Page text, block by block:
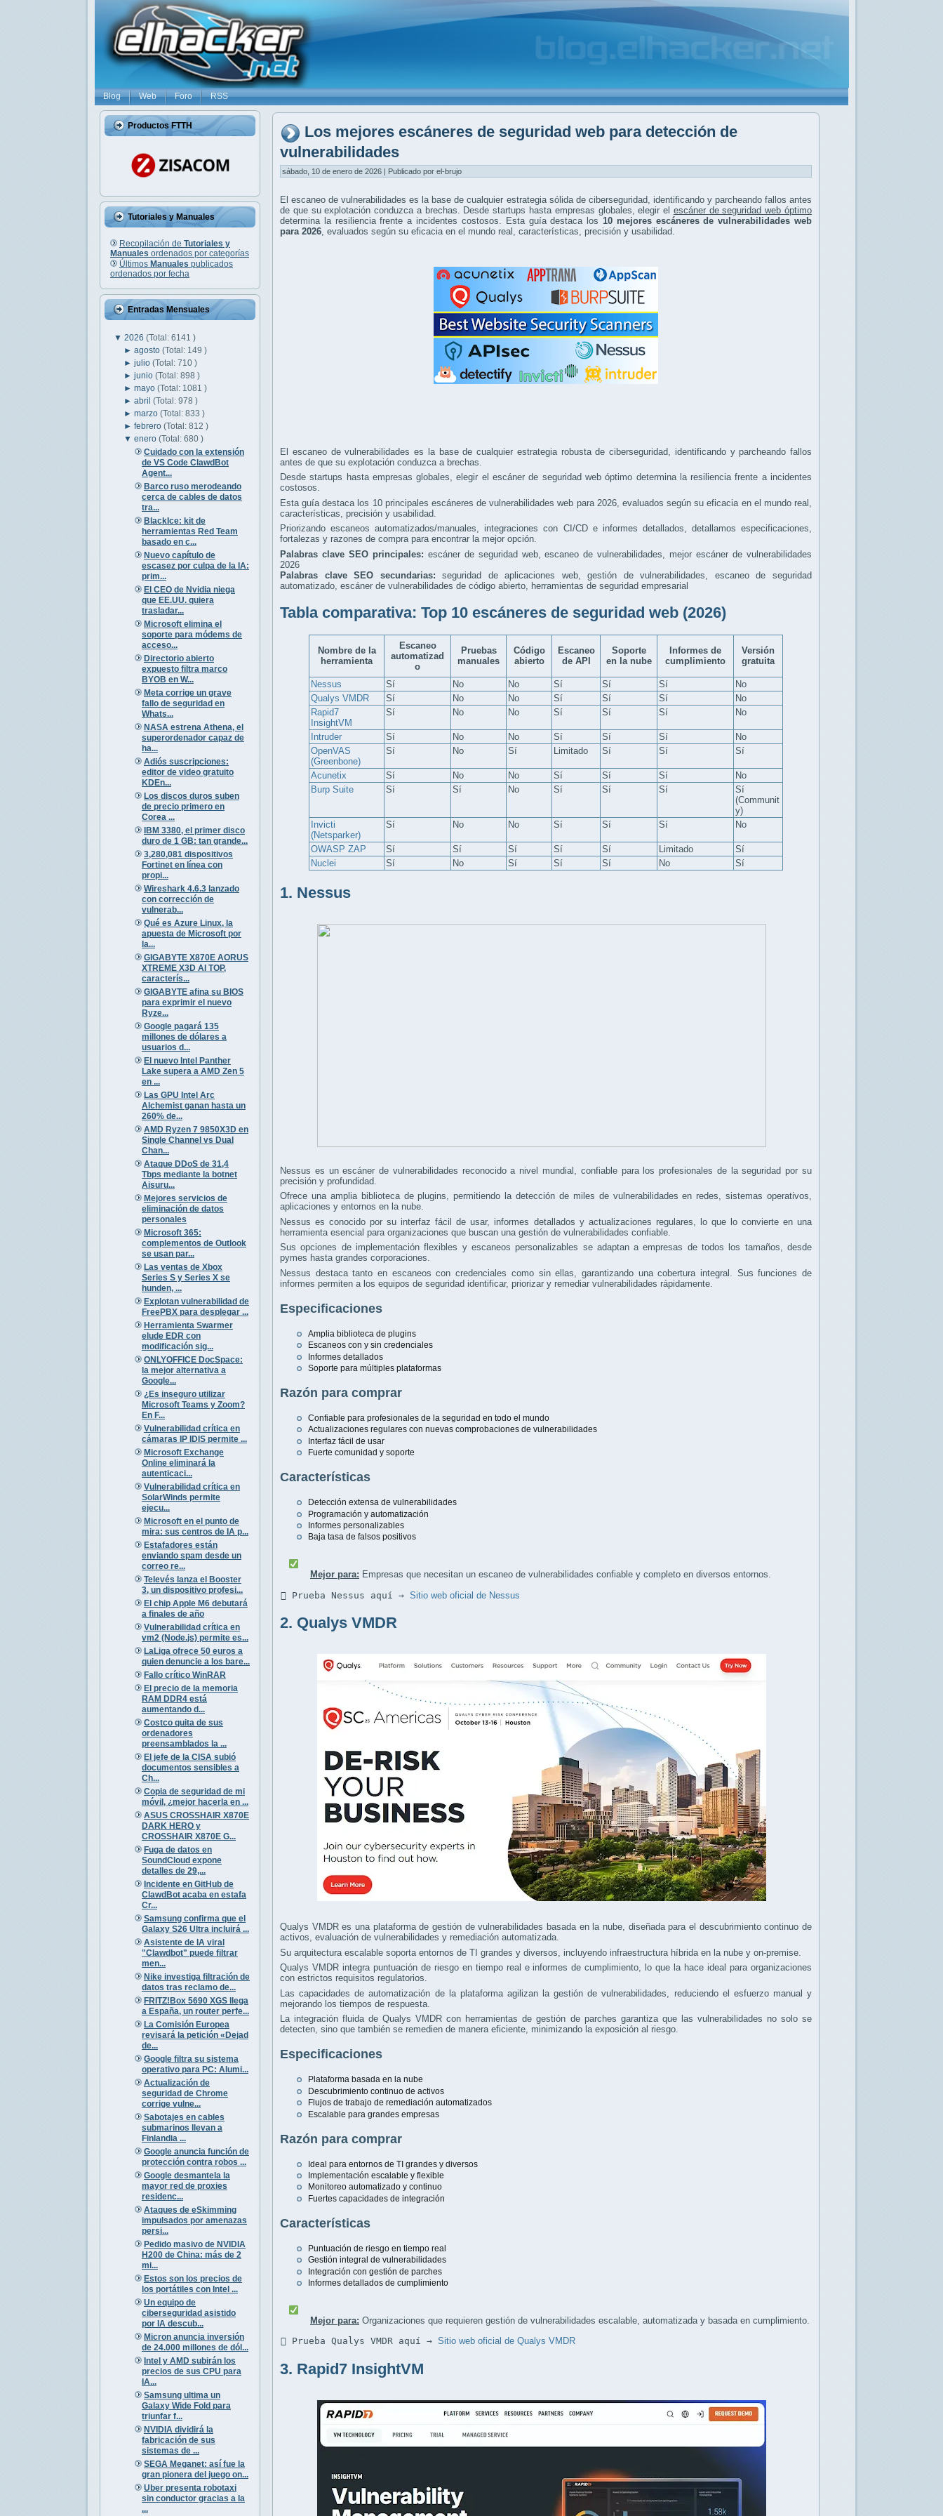
Blog Web Foro RSS
Productos FTTH
Tutoriales y Manuales
Recopilación de Tutoriales y
Manuales ordenados por categorías
Últimos Manuales publicados
ordenados por fecha
Entradas Mensuales
▼ 2026 (Total: 6141 )
►agosto(Total: 149 )
►julio(Total: 710 )
►junio(Total: 898 )
►mayo(Total: 1081 )
►abril(Total: 978 )
►marzo(Total: 833 )
►febrero(Total: 812 )
▼enero(Total: 680 )
Cuidado con la extensión
de VS Code ClawdBot
Agent...
Barco ruso merodeando
cerca de cables de datos
tra...
BlackIce: kit de
herramientas Red Team
basado en c...
Nuevo capítulo de
escasez por culpa de la IA:
prim...
El CEO de Nvidia niega
que EE.UU. quiera
trasladar...
Microsoft elimina el
soporte para módems de
acceso...
Directorio abierto
expuesto filtra marco
BYOB en W...
Meta corrige un grave
fallo de seguridad en
Whats...
NASA estrena Athena, el
superordenador capaz de
ha...
Adiós suscripciones:
editor de video gratuito
KDEn...
Los discos duros suben
de precio primero en
Corea ...
IBM 3380, el primer disco
duro de 1 GB: tan grande...
3,280,081 dispositivos
Fortinet en línea con
propi...
Wireshark 4.6.3 lanzado
con corrección de
vulnerab...
Qué es Azure Linux, la
apuesta de Microsoft por
la...
GIGABYTE X870E AORUS
XTREME X3D AI TOP,
caracterís...
GIGABYTE afina su BIOS
para exprimir el nuevo
Ryze...
Google pagará 135
millones de dólares a
usuarios d...
El nuevo Intel Panther
Lake supera a AMD Zen 5
en ...
Las GPU Intel Arc
Alchemist ganan hasta un
260% de...
AMD Ryzen 7 9850X3D en
Single Channel vs Dual
Chan...
Ataque DDoS de 31,4
Tbps mediante la botnet
Aisuru...
Mejores servicios de
eliminación de datos
personales
Microsoft 365:
complementos de Outlook
se usan par...
Las ventas de Xbox
Series S y Series X se
hunden, ...
Explotan vulnerabilidad de
FreePBX para desplegar ...
Herramienta Swarmer
elude EDR con
modificación sig...
ONLYOFFICE DocSpace:
la mejor alternativa a
Google...
¿Es inseguro utilizar
Microsoft Teams y Zoom?
En F...
Vulnerabilidad crítica en
cámaras IP IDIS permite ...
Microsoft Exchange
Online eliminará la
autenticaci...
Vulnerabilidad crítica en
SolarWinds permite
ejecu...
Microsoft en el punto de
mira: sus centros de IA p...
Estafadores están
enviando spam desde un
correo re...
Televés lanza el Booster
3, un dispositivo profesi...
El chip Apple M6 debutará
a finales de año
Vulnerabilidad crítica en
vm2 (Node.js) permite es...
LaLiga ofrece 50 euros a
quien denuncie a los bare...
Fallo crítico WinRAR
El precio de la memoria
RAM DDR4 está
aumentando d...
Costco quita de sus
ordenadores
preensamblados la ...
El jefe de la CISA subió
documentos sensibles a
Ch...
Copia de seguridad de mi
móvil, ¿mejor hacerla en ...
ASUS CROSSHAIR X870E
DARK HERO y
CROSSHAIR X870E G...
Fuga de datos en
SoundCloud expone
detalles de 29,...
Incidente en GitHub de
ClawdBot acaba en estafa
Cr...
Samsung confirma que el
Galaxy S26 Ultra incluirá ...
Asistente de IA viral
"Clawdbot" puede filtrar
men...
Nike investiga filtración de
datos tras reclamo de...
FRITZ!Box 5690 XGS llega
a España, un router perfe...
La Comisión Europea
revisará la petición «Dejad
de...
Google filtra su sistema
operativo para PC: Alumi...
Actualización de
seguridad de Chrome
corrige vulne...
Sabotajes en cables
submarinos llevan a
Finlandia ...
Google anuncia función de
protección contra robos ...
Google desmantela la
mayor red de proxies
residenc...
Ataques de eSkimming
impulsados por amenazas
persi...
Pedido masivo de NVIDIA
H200 de China: más de 2
mi...
Estos son los precios de
los portátiles con Intel ...
Un equipo de
ciberseguridad asistido
por IA descub...
Micron anuncia inversión
de 24.000 millones de dól...
Intel y AMD subirán los
precios de sus CPU para
IA...
Samsung ultima un
Galaxy Wide Fold para
triunfar f...
NVIDIA dividirá la
fabricación de sus
sistemas de ...
SEGA Meganet: así fue la
gran pionera del juego on...
Uber presenta robotaxi
sin conductor gracias a la
...
Los mejores escáneres de seguridad web para detección de
vulnerabilidades
sábado, 10 de enero de 2026 | Publicado por el-brujo
El escaneo de vulnerabilidades es la base de cualquier estrategia sólida de ciberseguridad, identificando y parcheando fallos antes
de que su explotación conduzca a brechas. Desde startups hasta empresas globales, elegir el escáner de seguridad web óptimo
determina la resiliencia frente a incidentes costosos. Esta guía destaca los 10 mejores escáneres de vulnerabilidades web
para 2026 , evaluados según su eficacia en el mundo real, características, precisión y usabilidad.
El escaneo de vulnerabilidades es la base de cualquier estrategia robusta de ciberseguridad, identificando y parcheando fallos
antes de que su explotación conduzca a brechas.
Desde startups hasta empresas globales, elegir el escáner de seguridad web óptimo determina la resiliencia frente a incidentes
costosos.
Esta guía destaca los 10 principales escáneres de vulnerabilidades web para 2026, evaluados según su eficacia en el mundo real,
características, precisión y usabilidad.
Priorizando escaneos automatizados/manuales, integraciones con CI/CD e informes detallados, detallamos especificaciones,
fortalezas y razones de compra para encontrar la mejor opción.
Palabras clave SEO principales: escáner de seguridad web, escaneo de vulnerabilidades, mejor escáner de vulnerabilidades
2026
Palabras clave SEO secundarias: seguridad de aplicaciones web, gestión de vulnerabilidades, escaneo de seguridad
automatizado, escáner de vulnerabilidades de código abierto, herramientas de seguridad empresarial
Tabla comparativa: Top 10 escáneres de seguridad web (2026)
Nombre de la
herramienta
Escaneo
automatizad
o
Pruebas
manuales
Código
abierto
Escaneo
de API
Soporte
en la nube
Informes de
cumplimiento
Versión
gratuita
Nessus Sí No No Sí Sí Sí
No
Qualys VMDR
Sí No No Sí Sí Sí
No
Rapid7
InsightVM
Sí No No Sí Sí Sí No
Intruder Sí No No Sí Sí Sí
No
OpenVAS
(Greenbone)
Sí No Sí Limitado Sí Sí Sí
Acunetix Sí No No Sí Sí Sí
No
Burp Suite
Sí Sí No Sí Sí Sí
Sí
(Communit
y)
Invicti
(Netsparker)
Sí No No Sí Sí Sí No
OWASP ZAP Sí Sí Sí Sí Sí Limitado
Sí
Nuclei
Sí No Sí Sí Sí No Sí
1. Nessus
Nessus es un escáner de vulnerabilidades reconocido a nivel mundial, confiable para los profesionales de la seguridad por su
precisión y profundidad.
Ofrece una amplia biblioteca de plugins, permitiendo la detección de miles de vulnerabilidades en redes, sistemas operativos,
aplicaciones y entornos en la nube.
Nessus es conocido por su interfaz fácil de usar, informes detallados y actualizaciones regulares, lo que lo convierte en una
herramienta esencial para organizaciones que buscan una gestión de vulnerabilidades confiable.
Sus opciones de implementación flexibles y escaneos personalizables se adaptan a empresas de todos los tamaños, desde
pymes hasta grandes corporaciones.
Nessus destaca tanto en escaneos con credenciales como sin ellas, garantizando una cobertura integral. Sus funciones de
informes permiten a los equipos de seguridad identificar, priorizar y remediar vulnerabilidades rápidamente.
Especificaciones
Amplia biblioteca de plugins
Escaneos con y sin credenciales
Informes detallados
Soporte para múltiples plataformas
Razón para comprar
Confiable para profesionales de la seguridad en todo el mundo
Actualizaciones regulares con nuevas comprobaciones de vulnerabilidades
Interfaz fácil de usar
Fuerte comunidad y soporte
Características
Detección extensa de vulnerabilidades
Programación y automatización
Informes personalizables
Baja tasa de falsos positivos
Mejor para: Empresas que necesitan un escaneo de vulnerabilidades confiable y completo en diversos entornos.
 Prueba Nessus aquí → Sitio web oficial de Nessus
2. Qualys VMDR
Qualys VMDR es una plataforma de gestión de vulnerabilidades basada en la nube, diseñada para el descubrimiento continuo de
activos, evaluación de vulnerabilidades y remediación automatizada.
Su arquitectura escalable soporta entornos de TI grandes y diversos, incluyendo infraestructura híbrida en la nube y on-premise.
Qualys VMDR integra puntuación de riesgo en tiempo real e informes de cumplimiento, lo que la hace ideal para organizaciones
con estrictos requisitos regulatorios.
Las capacidades de automatización de la plataforma agilizan la gestión de vulnerabilidades, reduciendo el esfuerzo manual y
mejorando los tiempos de respuesta.
La integración fluida de Qualys VMDR con herramientas de gestión de parches garantiza que las vulnerabilidades no solo se
detecten, sino que también se remedien de manera eficiente, minimizando la exposición al riesgo.
Especificaciones
Plataforma basada en la nube
Descubrimiento continuo de activos
Flujos de trabajo de remediación automatizados
Escalable para grandes empresas
Razón para comprar
Ideal para entornos de TI grandes y diversos
Implementación escalable y flexible
Monitoreo automatizado y continuo
Fuertes capacidades de integración
Características
Puntuación de riesgo en tiempo real
Gestión integral de vulnerabilidades
Integración con gestión de parches
Informes detallados de cumplimiento
Mejor para: Organizaciones que requieren gestión de vulnerabilidades escalable, automatizada y basada en cumplimiento.
 Prueba Qualys VMDR aquí → Sitio web oficial de Qualys VMDR
3. Rapid7 InsightVM